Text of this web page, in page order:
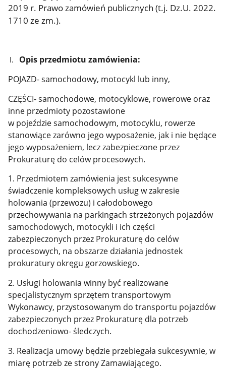
2019 r. Prawo zamówień publicznych (t.j. Dz.U. 2022.
1710 ze zm.).
Opis przedmiotu zamówienia:
POJAZD- samochodowy, motocykl lub inny,
CZĘŚCI- samochodowe, motocyklowe, rowerowe oraz
inne przedmioty pozostawione
w pojeździe samochodowym, motocyklu, rowerze
stanowiące zarówno jego wyposażenie, jak i nie będące
jego wyposażeniem, lecz zabezpieczone przez
Prokuraturę do celów procesowych.
1. Przedmiotem zamówienia jest sukcesywne
świadczenie kompleksowych usług w zakresie
holowania (przewozu) i całodobowego
przechowywania na parkingach strzeżonych pojazdów
samochodowych, motocykli i ich części
zabezpieczonych przez Prokuraturę do celów
procesowych, na obszarze działania jednostek
prokuratury okręgu gorzowskiego.
2. Usługi holowania winny być realizowane
specjalistycznym sprzętem transportowym
Wykonawcy, przystosowanym do transportu pojazdów
zabezpieczonych przez Prokuraturę dla potrzeb
dochodzeniowo- śledczych.
3. Realizacja umowy będzie przebiegała sukcesywnie, w
miarę potrzeb ze strony Zamawiającego.